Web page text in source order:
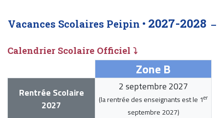
Vacances Scolaires Peipin • 2027-2028
Calendrier Scolaire Officiel ⤵
Zone B
Rentrée Scolaire
2027
2 septembre 2027
(la rentrée des enseignants est le 1er
septembre 2027)